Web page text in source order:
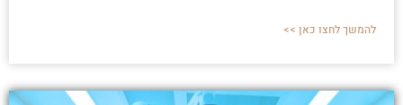
להמשך לחצו כאן >>